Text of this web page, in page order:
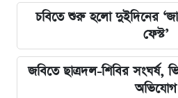
চবিতে শুরু হলো দুইদিনের
ফেস্ট’
জবিতে ছাত্রদল-শিবির সংঘর্ষ,
অভিযোগ